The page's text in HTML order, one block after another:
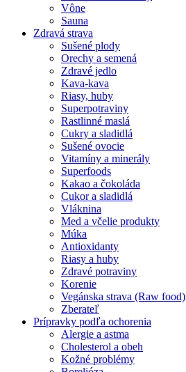
Vône
Sauna
Zdravá strava
Sušené plody
Orechy a semená
Zdravé jedlo
Kava-kava
Riasy, huby
Superpotraviny
Rastlinné maslá
Cukry a sladidlá
Sušené ovocie
Vitamíny a minerály
Superfoods
Kakao a čokoláda
Cukor a sladidlá
Vláknina
Med a včelie produkty
Múka
Antioxidanty
Riasy a huby
Zdravé potraviny
Korenie
Vegánska strava (Raw food)
Zberateľ
Prípravky podľa ochorenia
Alergie a astma
Cholesterol a obeh
Kožné problémy